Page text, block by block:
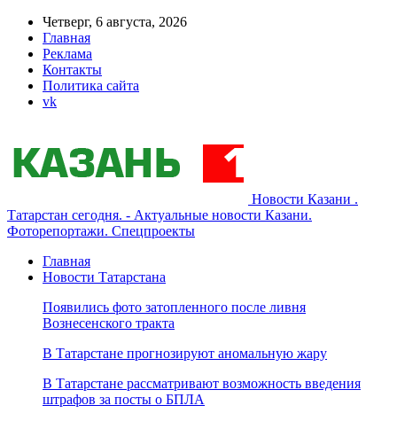
Четверг, 6 августа, 2026
Главная
Реклама
Контакты
Политика сайта
vk
Новости Казани .
Татарстан сегодня. - Актуальные новости Казани.
Фоторепортажи. Спецпроекты
Главная
Новости Татарстана
Появились фото затопленного после ливня
Вознесенского тракта
В Татарстане прогнозируют аномальную жару
В Татарстане рассматривают возможность введения
штрафов за посты о БПЛА